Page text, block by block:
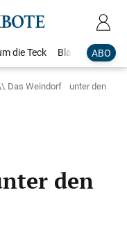
ABO
die Teck Blaulicht
Das Weindorf unter den
den